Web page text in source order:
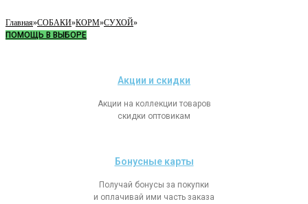
Главная»СОБАКИ»КОРМ»СУХОЙ»
ПОМОЩЬ В ВЫБОРЕ
Акции и скидки
Акции на коллекции товаров
скидки оптовикам
Бонусные карты
Получай бонусы за покупки
и оплачивай ими часть заказа